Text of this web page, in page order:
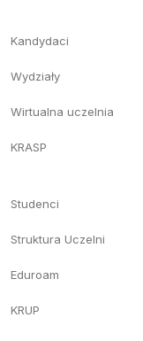
Kandydaci
Wydziały
Wirtualna uczelnia
KRASP
Studenci
Struktura Uczelni
Eduroam
KRUP